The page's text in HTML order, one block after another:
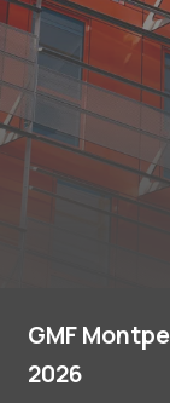
GMF
2026